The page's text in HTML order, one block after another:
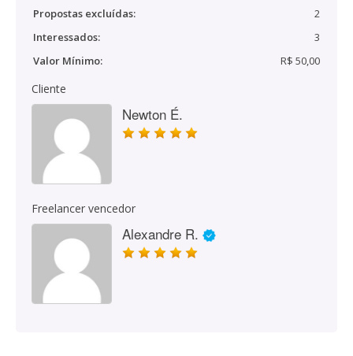
Propostas excluídas:
2
Interessados:
3
Valor Mínimo:
R$ 50,00
Cliente
Newton É.
Freelancer vencedor
Alexandre R.